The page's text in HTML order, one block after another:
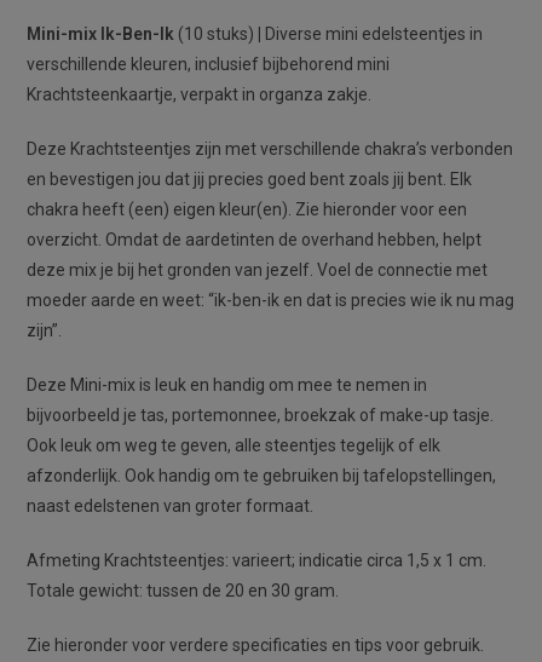
Mini-mix Ik-Ben-Ik (10 stuks)
Diverse mini edelsteentjes in
verschillende kleuren, inclusief bijbehorend mini
Krachtsteenkaartje, verpakt in organza zakje.
Deze Krachtsteentjes zijn met verschillende chakra’s verbonden
en bevestigen jou dat jij precies goed bent zoals jij bent. Elk
chakra heeft (een) eigen kleur(en). Zie hieronder voor een
overzicht. Omdat de aardetinten de overhand hebben, helpt
deze mix je bij het gronden van jezelf. Voel de connectie met
moeder aarde en weet: “ik-ben-ik en dat is precies wie ik nu mag
zijn”.
Deze Mini-mix is leuk en handig om mee te nemen in
bijvoorbeeld je tas, portemonnee, broekzak of make-up tasje.
Ook leuk om weg te geven, alle steentjes tegelijk of elk
afzonderlijk. Ook handig om te gebruiken bij tafelopstellingen,
naast edelstenen van groter formaat.
Afmeting Krachtsteentjes: varieert; indicatie circa 1,5 x 1 cm.
Totale gewicht: tussen de 20 en 30 gram.
Zie hieronder voor verdere specificaties en tips voor gebruik.